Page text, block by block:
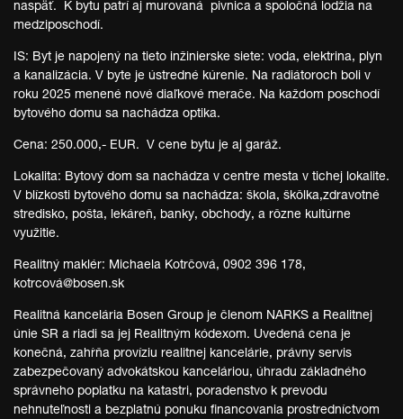
naspäť. K bytu patrí aj murovaná pivnica a spoločná lodžia na
medziposchodí.
IS: Byt je napojený na tieto inžinierske siete: voda, elektrina, plyn
a kanalizácia. V byte je ústredné kúrenie. Na radiátoroch boli v
roku 2025 menené nové diaľkové merače. Na každom poschodí
bytového domu sa nachádza optika.
Cena: 250.000,- EUR. V cene bytu je aj garáž.
Lokalita: Bytový dom sa nachádza v centre mesta v tichej lokalite.
V blízkosti bytového domu sa nachádza: škola, škôlka,zdravotné
stredisko, pošta, lekáreň, banky, obchody, a rôzne kultúrne
využitie.
Realitný maklér: Michaela Kotrčová, 0902 396 178,
kotrcová@bosen.sk
Realitná kancelária Bosen Group je členom NARKS a Realitnej
únie SR a riadi sa jej Realitným kódexom. Uvedená cena je
konečná, zahŕňa províziu realitnej kancelárie, právny servis
zabezpečovaný advokátskou kanceláriou, úhradu základného
správneho poplatku na katastri, poradenstvo k prevodu
nehnuteľnosti a bezplatnú ponuku financovania prostredníctvom